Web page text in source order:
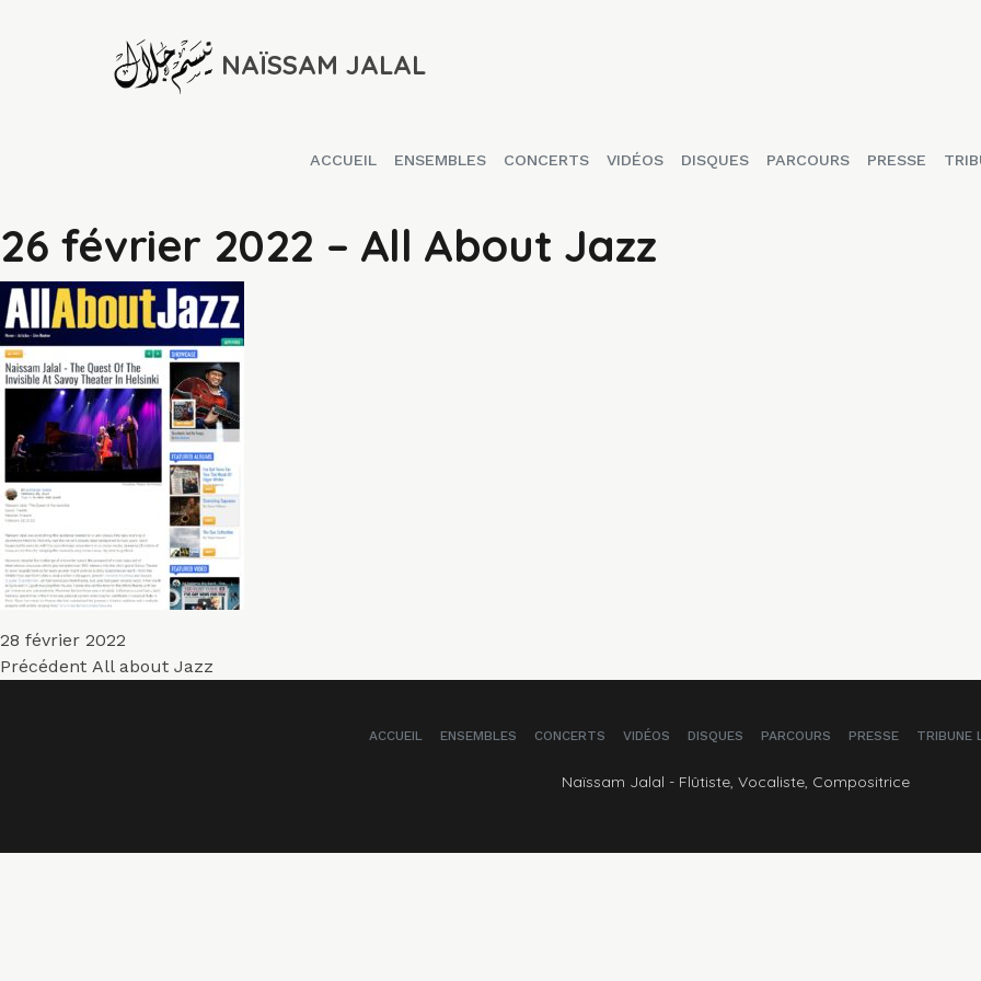
NAÏSSAM JALAL
ACCUEIL ENSEMBLES CONCERTS VIDÉOS DISQUES PARCOURS PRESSE
26 février 2022 – All About Jazz
Publié
le
28 février 2022
Navigation
Précédent Article
All about Jazz
ACCUEIL ENSEMBLES CONCERTS VIDÉOS DISQUES PARCOURS PRESSE TRIBUNE
Naïssam Jalal - Flûtiste, Vocaliste, Compositrice